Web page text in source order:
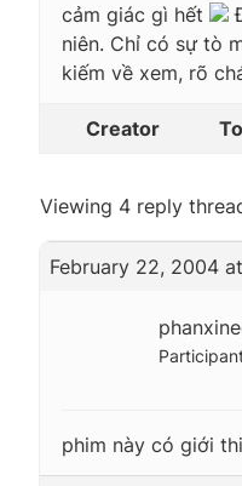
cảm giác gì hết
niên. Chỉ có sự tò
kiếm về xem, rõ
Creator
Viewing 4 reply
February 22, 2004
phim này có giới